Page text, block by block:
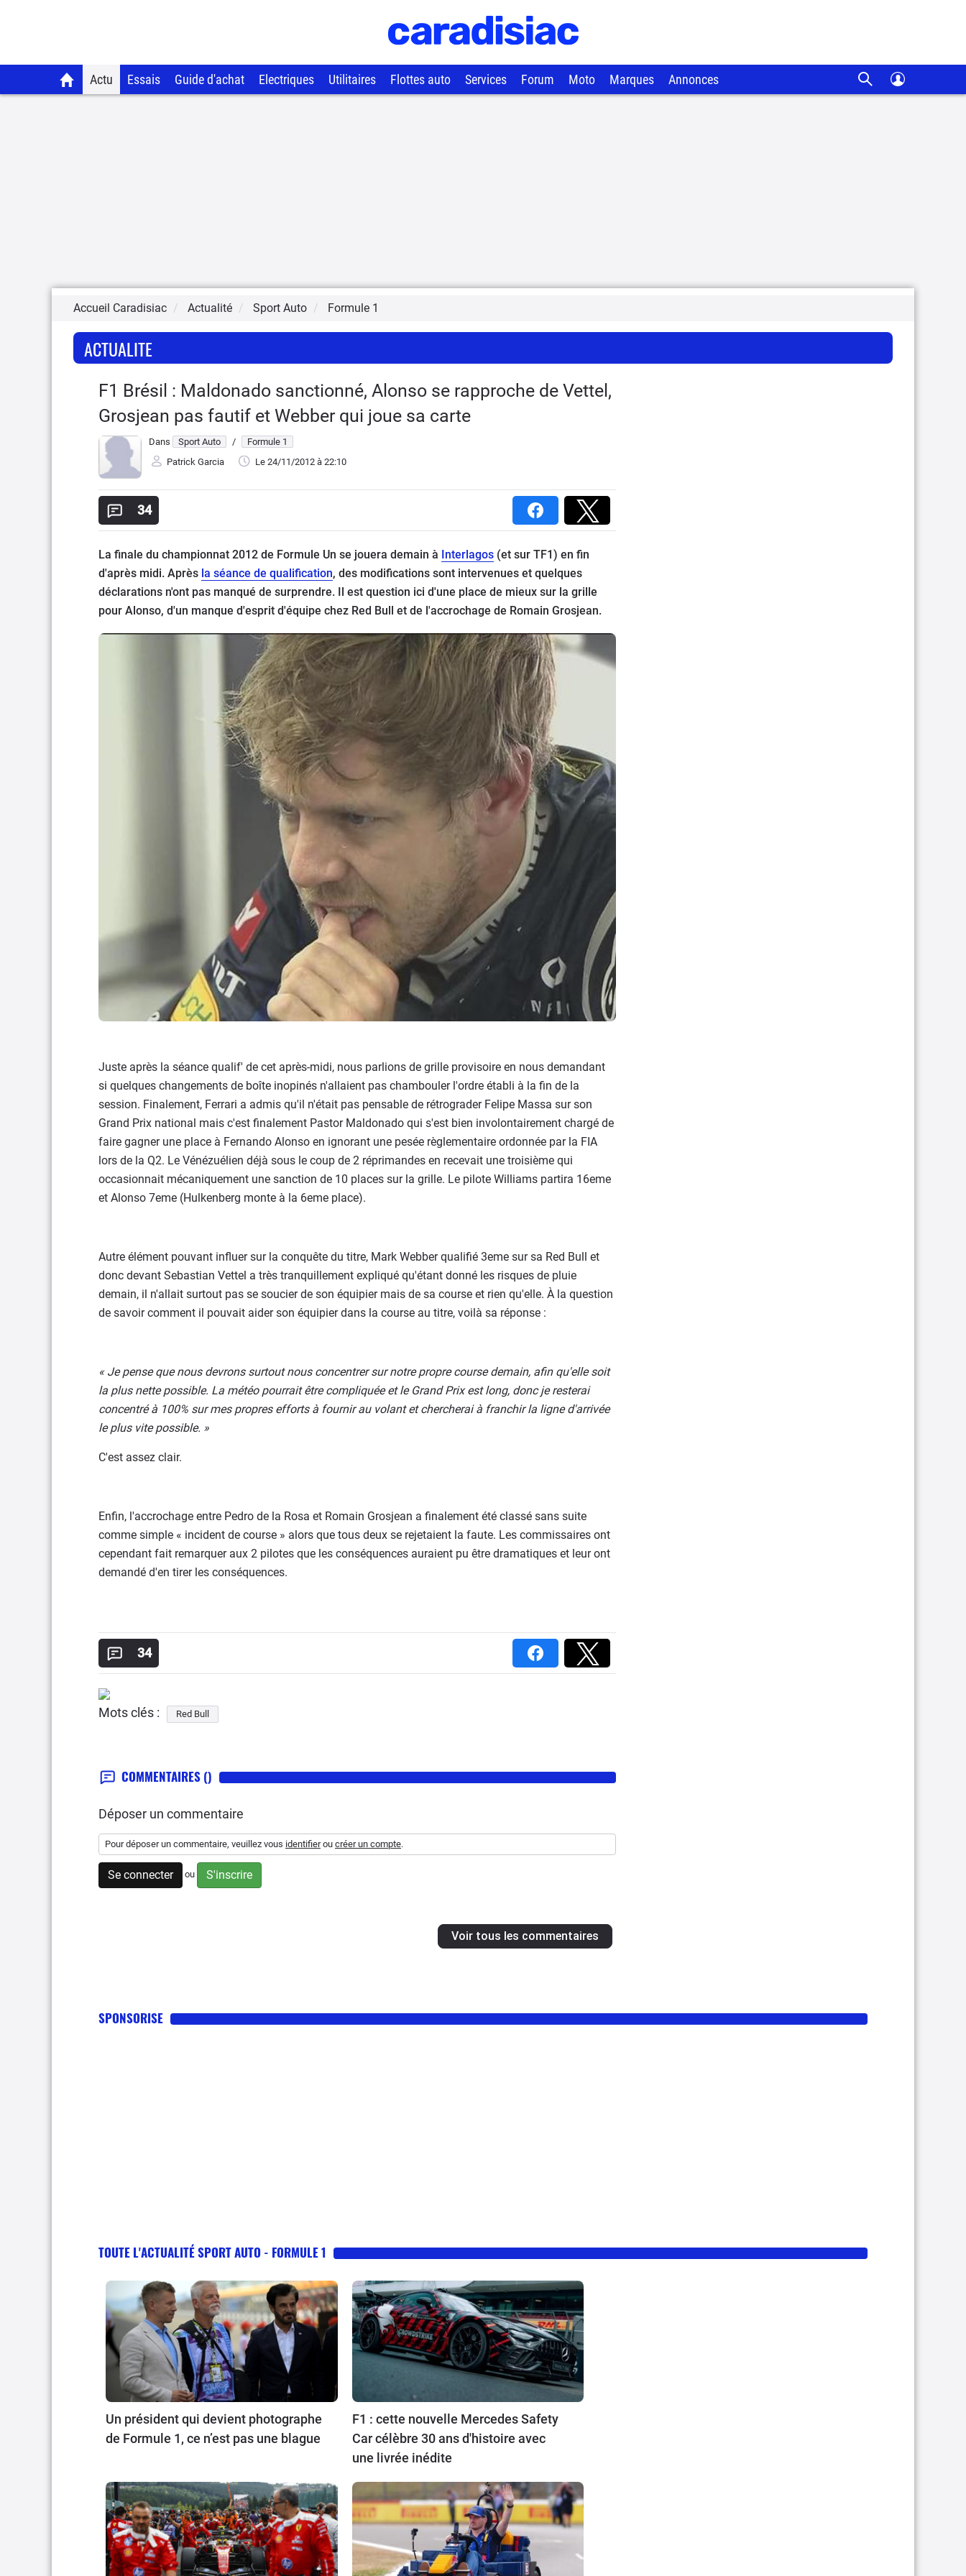
Actu Essais Guide d'achat Electriques Utilitaires Flottes auto Services Forum Moto Marques Annonces
Accueil Caradisiac Actualité Sport Auto Formule 1
ACTUALITE
F1 Brésil : Maldonado sanctionné, Alonso se rapproche de Vettel,
Grosjean pas fautif et Webber qui joue sa carte
Dans Sport Auto /
Formule 1
Patrick Garcia
Le 24/11/2012 à 22:10
34
La finale du championnat 2012 de Formule Un se jouera demain à Interlagos (et sur TF1) en fin
d'après midi. Après la séance de qualification, des modifications sont intervenues et quelques
déclarations n'ont pas manqué de surprendre. Il est question ici d'une place de mieux sur la grille
pour Alonso, d'un manque d'esprit d'équipe chez Red Bull et de l'accrochage de Romain Grosjean.
Juste après la séance qualif' de cet après-midi, nous parlions de grille provisoire en nous demandant
si quelques changements de boîte inopinés n'allaient pas chambouler l'ordre établi à la fin de la
session. Finalement, Ferrari a admis qu'il n'était pas pensable de rétrograder Felipe Massa sur son
Grand Prix national mais c'est finalement Pastor Maldonado qui s'est bien involontairement chargé de
faire gagner une place à Fernando Alonso en ignorant une pesée règlementaire ordonnée par la FIA
lors de la Q2. Le Vénézuélien déjà sous le coup de 2 réprimandes en recevait une troisième qui
occasionnait mécaniquement une sanction de 10 places sur la grille. Le pilote Williams partira 16eme
et Alonso 7eme (Hulkenberg monte à la 6eme place).
Autre élément pouvant influer sur la conquête du titre, Mark Webber qualifié 3eme sur sa Red Bull et
donc devant Sebastian Vettel a très tranquillement expliqué qu'étant donné les risques de pluie
demain, il n'allait surtout pas se soucier de son équipier mais de sa course et rien qu'elle. À la question
de savoir comment il pouvait aider son équipier dans la course au titre, voilà sa réponse :
« Je pense que nous devrons surtout nous concentrer sur notre propre course demain, afin qu'elle soit
la plus nette possible. La météo pourrait être compliquée et le Grand Prix est long, donc je resterai
concentré à 100% sur mes propres efforts à fournir au volant et chercherai à franchir la ligne d'arrivée
le plus vite possible. »
C'est assez clair.
Enfin, l'accrochage entre Pedro de la Rosa et Romain Grosjean a finalement été classé sans suite
comme simple « incident de course » alors que tous deux se rejetaient la faute. Les commissaires ont
cependant fait remarquer aux 2 pilotes que les conséquences auraient pu être dramatiques et leur ont
demandé d'en tirer les conséquences.
34
Mots clés : Red Bull
COMMENTAIRES ()
Déposer un commentaire
Pour déposer un commentaire, veuillez vous identifierou créer un compte.
Se connecter ou S'inscrire
Voir tous les commentaires
SPONSORISE
TOUTE L'ACTUALITÉ SPORT AUTO - FORMULE 1
Un président qui devient photographe
de Formule 1, ce n’est pas une blague
F1 : cette nouvelle Mercedes Safety
Car célèbre 30 ans d'histoire avec
une livrée inédite